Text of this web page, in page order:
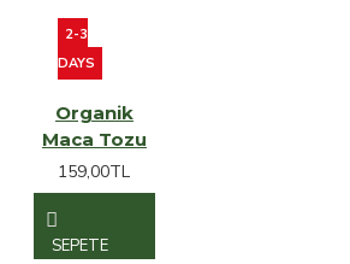
2-3
DAYS
Organik
Maca Tozu
159,00TL
SEPETE